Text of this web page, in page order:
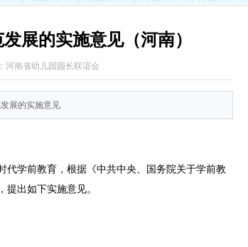
展的实施意见（河南）
河南省幼儿园园长联谊会
展的实施意见
学前教育，根据《中共中央、国务院关于学前教
出如下实施意见。